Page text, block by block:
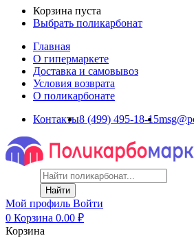
Корзина пуста
Выбрать поликарбонат
Главная
О гипермаркете
Доставка и самовывоз
Условия возврата
О поликарбонате
Контакты8 (499) 495-18-15
Найти
Мой профиль Войти
0 Корзина 0.00 ₽
Корзина